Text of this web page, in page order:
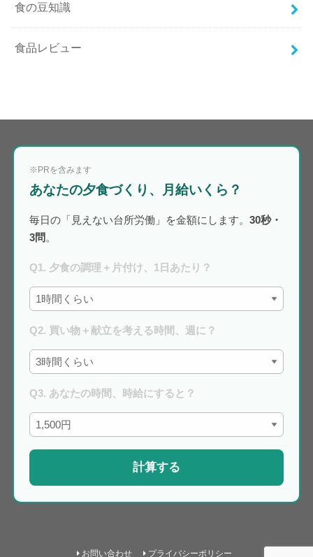
食の豆知識
食品レビュー
※PRを含みます
あなたの夕食づくり、月給いくら？
毎日の「見えない台所労働」を金額にします。30秒・
3問 。
Q1. 夕食の調理＋片付け、1日あたり？
Q2. 買い物＋献立を考える時間、週に？
Q3. あなたの時間、時給にすると？
計算する
お問い合わせ プライバシーポリシー